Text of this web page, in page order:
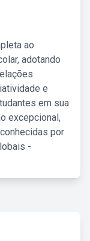
ao
adotando
e
em sua
excepcional,
por
-